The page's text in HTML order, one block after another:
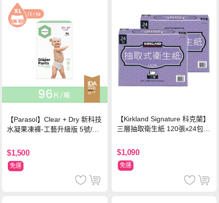
【Parasol】Clear + Dry 新科技
水凝果凍褲-工藝升級版 5號/XL
$1,500
免運
【Kirkland Signature 科克蘭】
三層抽取衛生紙 120張x24包x2
$1,090
免運